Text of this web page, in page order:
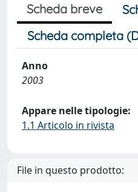
Scheda breve
Scheda completa
Anno
2003
Appare nelle tipologie:
1.1 Articolo in rivista
File in questo prodotto: